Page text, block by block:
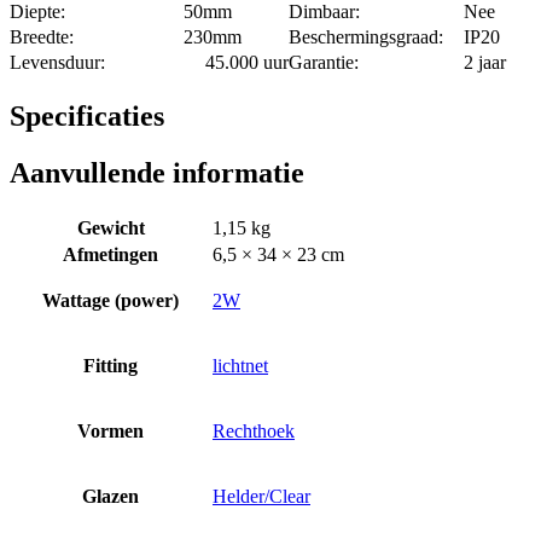
Diepte: 50mm Dimbaar:
Nee
Breedte:
230mm Beschermingsgraad:
IP20
Levensduur:
45.000 uurGarantie: 2 jaar
Specificaties
Aanvullende informatie
Gewicht
1,15 kg
Afmetingen
6,5 × 34 × 23 cm
Wattage (power) 2W
Fitting lichtnet
Vormen Rechthoek
Glazen Helder/Clear